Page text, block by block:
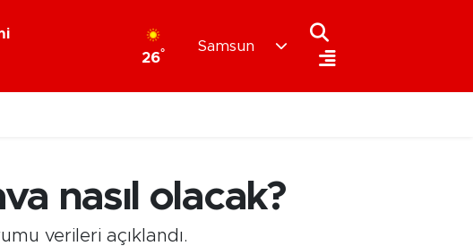
26°
Samsun
nasıl olacak?
verileri açıklandı.